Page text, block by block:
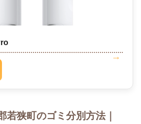
若狭町のゴミ分別方法｜